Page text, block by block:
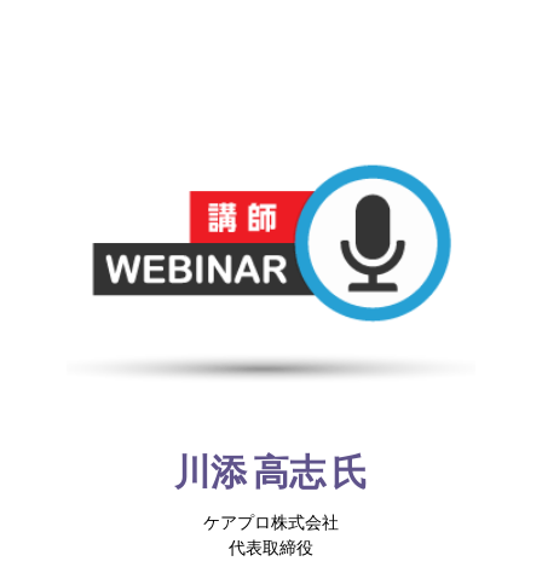
川添 高志 氏
ケアプロ株式会社
代表取締役